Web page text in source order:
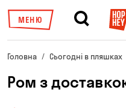
МЕНЮ
Головна Сьогодні в пляшках
Ром з